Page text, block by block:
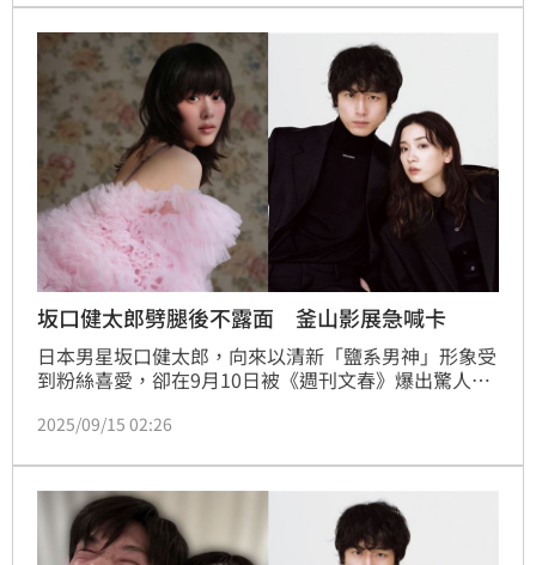
譯），引起熱議。記者林汝珊
坂口健太郎劈腿後不露面 釜山影展急喊卡
日本男星坂口健太郎，向來以清新「鹽系男神」形象受
到粉絲喜愛，卻在9月10日被《週刊文春》爆出驚人三
（Rumi Hirose）同居，另一方面又與合作過的女星永
芽郁的形象再度受創，而坂口健太郎也在風波後陷入低
潮，甚至臨時取消原定參加的釜山國際電影節記者會。
2025/09/15 02:26